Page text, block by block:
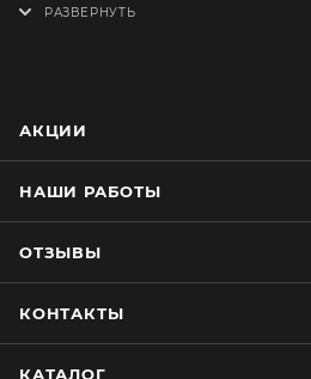
Полиуретановая кожа имеет
оригинального материала руля.
форму. Форму оплётки, на
каркас, который
АКЦИИ
НАШИ РАБОТЫ
ОТЗЫВЫ
КОНТАКТЫ
КАТАЛОГ